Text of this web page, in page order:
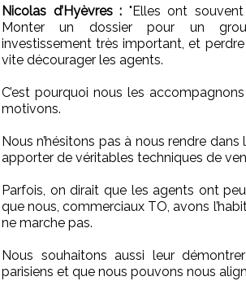
Nicolas d’Hyèvres : "Elles ont
Monter un dossier pour un
investissement très important, et perdre
vite décourager les agents.
C’est pourquoi nous les
motivons.
Nous n’hésitons pas à nous rendre
apporter de véritables techniques de
Parfois, on dirait que les agents ont
que nous, commerciaux TO, avons
ne marche pas.
Nous souhaitons aussi leur
parisiens et que nous pouvons nous